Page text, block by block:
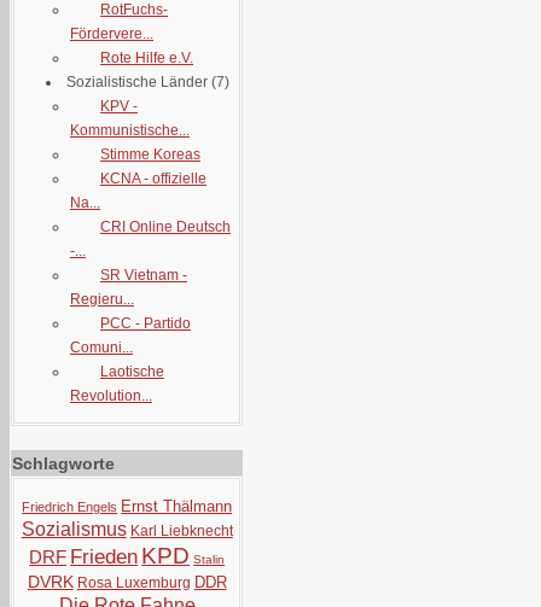
RotFuchs-
Fördervere...
Rote Hilfe e.V.
Sozialistische Länder (7)
KPV -
Kommunistische...
Stimme Koreas
KCNA - offizielle
Na...
CRI Online Deutsch
-...
SR Vietnam -
Regieru...
PCC - Partido
Comuni...
Laotische
Revolution...
Schlagworte
Friedrich Engels Ernst Thälmann
Sozialismus Karl Liebknecht
DRF Frieden KPD Stalin
DVRK Rosa Luxemburg DDR